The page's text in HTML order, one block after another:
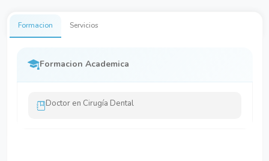
Formacion Servicios
Formacion Academica
Doctor en Cirugía Dental